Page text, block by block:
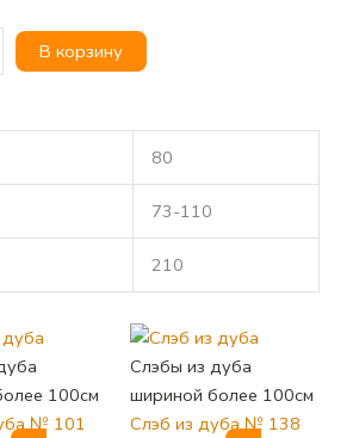
В корзину
80
73-110
210
100см
№ 101
Слэбы из дуба
шириной более 100см
Слэб из дуба № 138